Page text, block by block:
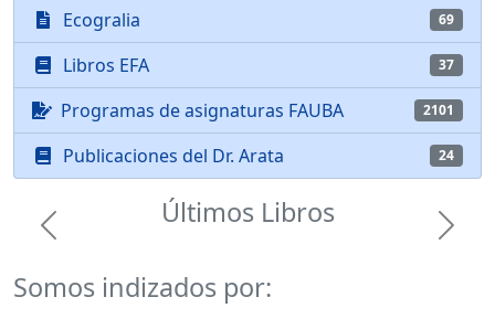
Ecogralia 69
Libros EFA 37
Programas de asignaturas FAUBA 2101
Publicaciones del Dr. Arata 24
Últimos Libros
Previous Next
Somos indizados por: